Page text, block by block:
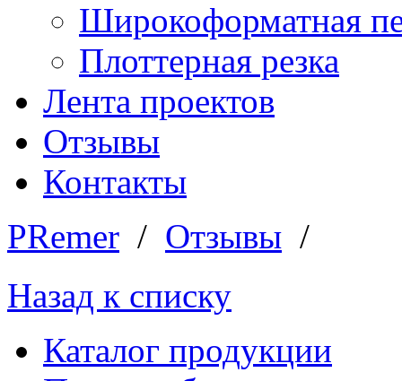
Широкоформатная
Плоттерная резка
Лента проектов
Отзывы
Контакты
PRemer / Отзывы /
Назад к списку
Каталог продукции